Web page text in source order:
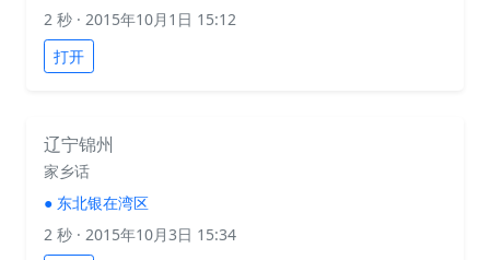
2 秒 · 2015年10月1日 15:12
打开
辽宁锦州
家乡话
● 东北银在湾区
2 秒 · 2015年10月3日 15:34